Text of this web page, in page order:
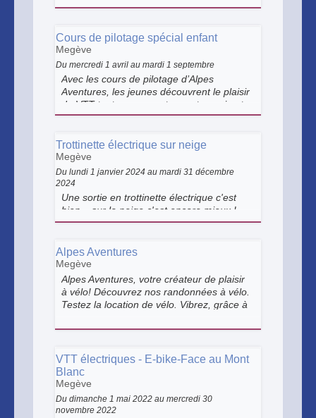
Cours de pilotage spécial enfant
Megève
Du mercredi 1 avril au mardi 1 septembre
Avec les cours de pilotage d’Alpes
Aventures, les jeunes découvrent le plaisir
du VTT tout en gagnant en autonomie et
en confiance.
Trottinette électrique sur neige
Megève
Du lundi 1 janvier 2024 au mardi 31 décembre
2024
Une sortie en trottinette électrique c'est
bien... sur la neige c'est encore mieux !
Alpes Aventures
Megève
Alpes Aventures, votre créateur de plaisir
à vélo! Découvrez nos randonnées à vélo.
Testez la location de vélo. Vibrez, grâce à
notre magasin.
VTT électriques - E-bike-Face au Mont
Blanc
Megève
Du dimanche 1 mai 2022 au mercredi 30
novembre 2022